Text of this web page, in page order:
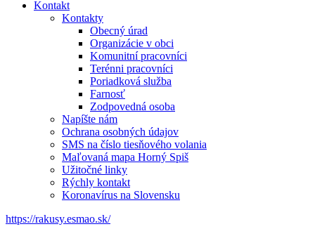
Kontakt
Kontakty
Obecný úrad
Organizácie v obci
Komunitní pracovníci
Terénni pracovníci
Poriadková služba
Farnosť
Zodpovedná osoba
Napíšte nám
Ochrana osobných údajov
SMS na číslo tiesňového volania
Maľovaná mapa Horný Spiš
Užitočné linky
Rýchly kontakt
Koronavírus na Slovensku
https://rakusy.esmao.sk/